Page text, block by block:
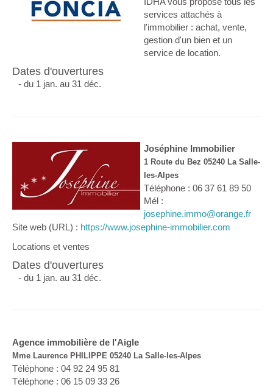
services attachés à
l'immobilier : achat, vente,
gestion d'un bien et un
service de location.
Dates d'ouvertures
- du 1 jan. au 31 déc.
Joséphine Immobilier
1 Route du Bez 05240 La Salle-
les-Alpes
Téléphone : 06 37 61 89 50
Mél :
josephine.immo@orange.fr
Site web (URL) : https://www.josephine-immobilier.com
Locations et ventes
Dates d'ouvertures
- du 1 jan. au 31 déc.
Agence immobilière de l'Aigle
Mme Laurence PHILIPPE 05240 La Salle-les-Alpes
Téléphone : 04 92 24 95 81
Téléphone : 06 15 09 33 26